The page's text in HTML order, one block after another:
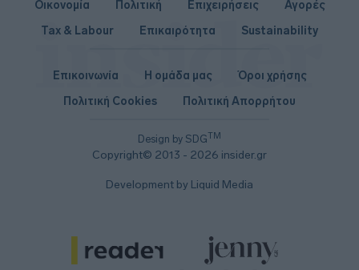
Οικονομία Πολιτική Επιχειρήσεις
Αγορές
Tax & Labour
Επικαιρότητα Sustainability
Design by SDGTM
Copyright© 2013 - 2026 insider.gr
Επικοινωνία Η ομάδα μας
Όροι χρήσης
Πολιτική Cookies
Πολιτική Απορρήτου
Development by Liquid Media